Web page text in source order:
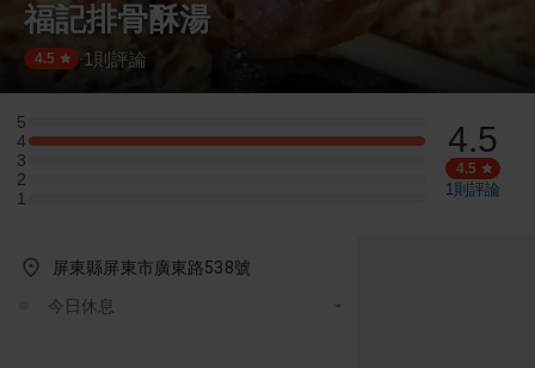
福記排骨酥湯
4.5 ·1 則評論
5
5 星：0 則評論
4
4 星：1 則評論
3
3 星：0 則評論
2
2 星：0 則評論
1
1 星：0 則評論
4.5
4.5
1則評論
屏東縣屏東市廣東路538號
今日休息